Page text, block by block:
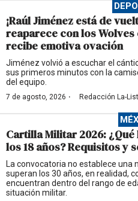
¡Raúl Jiménez está de
reaparece con los Wolves
recibe emotiva ovación
Jiménez volvió a escuchar el
sus primeros minutos con la
del equipo.
7 de agosto, 2026 · Redacción La-
Cartilla Militar 2026:
los 18 años? Requisitos y
La convocatoria no establece una
superan los 30 años, en realidad,
encuentran dentro del rango de
situación militar.